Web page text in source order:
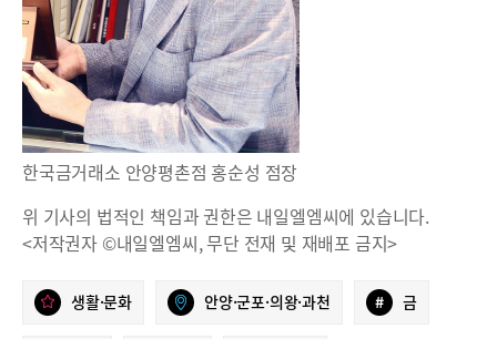
한국금거래소 안양평촌점 홍순성 점장
위 기사의 법적인 책임과 권한은 내일엘엠씨에 있습니다.
<저작권자 ©내일엘엠씨, 무단 전재 및 재배포 금지>
생활·문화 안양·군포·의왕·과천 # 금